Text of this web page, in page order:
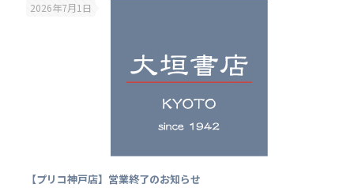
2026年7月1日
【プリコ神戸店】営業終了のお知らせ